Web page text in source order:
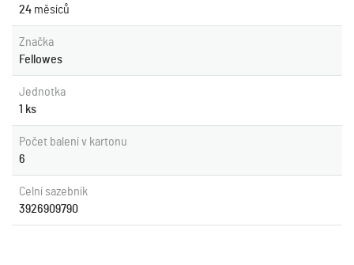
24 měsíců
Značka
Fellowes
Jednotka
1 ks
Počet balení v kartonu
6
Celní sazebník
3926909790